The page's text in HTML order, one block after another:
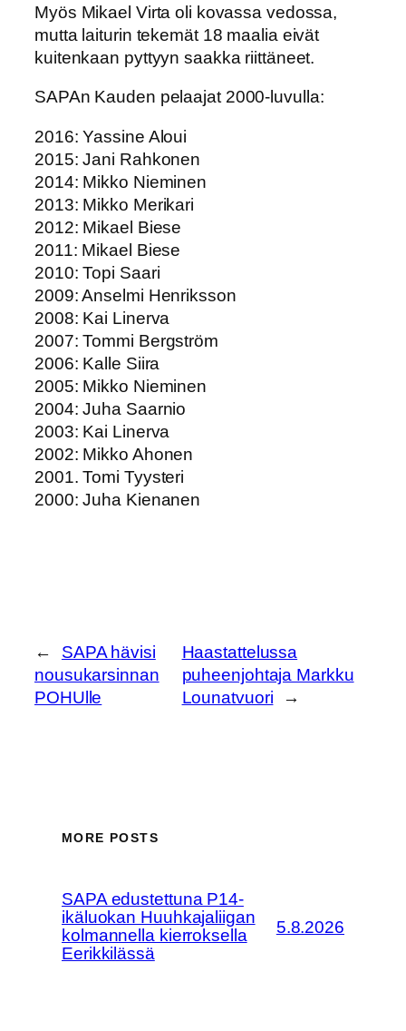
Myös Mikael Virta oli kovassa vedossa,
mutta laiturin tekemät 18 maalia eivät
kuitenkaan pyttyyn saakka riittäneet.
SAPAn Kauden pelaajat 2000-luvulla:
2016: Yassine Aloui
2015: Jani Rahkonen
2014: Mikko Nieminen
2013: Mikko Merikari
2012: Mikael Biese
2011: Mikael Biese
2010: Topi Saari
2009: Anselmi Henriksson
2008: Kai Linerva
2007: Tommi Bergström
2006: Kalle Siira
2005: Mikko Nieminen
2004: Juha Saarnio
2003: Kai Linerva
2002: Mikko Ahonen
2001. Tomi Tyysteri
2000: Juha Kienanen
←
SAPA hävisi
nousukarsinnan
POHUlle
Haastattelussa
puheenjohtaja Markku
Lounatvuori
→
MORE POSTS
SAPA edustettuna P14-
ikäluokan Huuhkajaliigan
kolmannella kierroksella
Eerikkilässä
5.8.2026